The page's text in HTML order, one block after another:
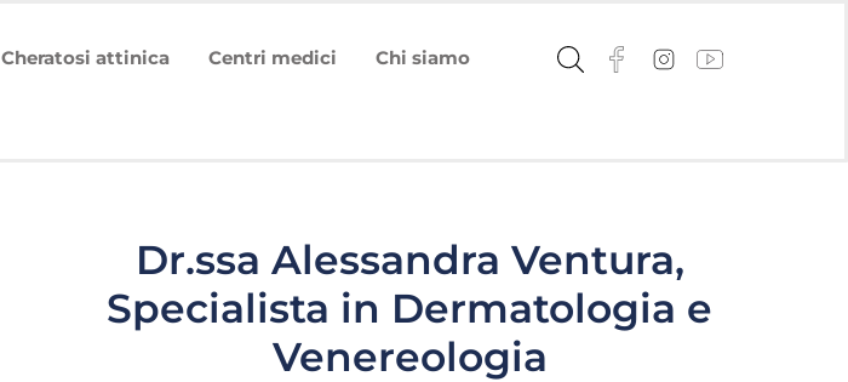
Cheratosi attinica Centri medici Chi siamo
Dr.ssa Alessandra Ventura,
Specialista in Dermatologia e
Venereologia